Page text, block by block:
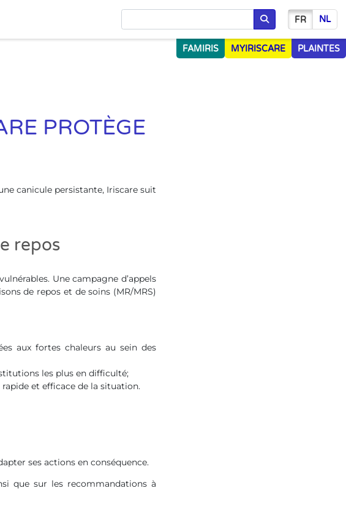
Chercher
FR NL
FAMIRIS MYIRISCARE PLAINTES
PROTÈGE
canicule persistante, Iriscare suit
repos
Une campagne d’appels
de repos et de soins (MR/MRS)
aux fortes chaleurs au sein des
les plus en difficulté;
et efficace de la situation.
ses actions en conséquence.
que sur les recommandations à